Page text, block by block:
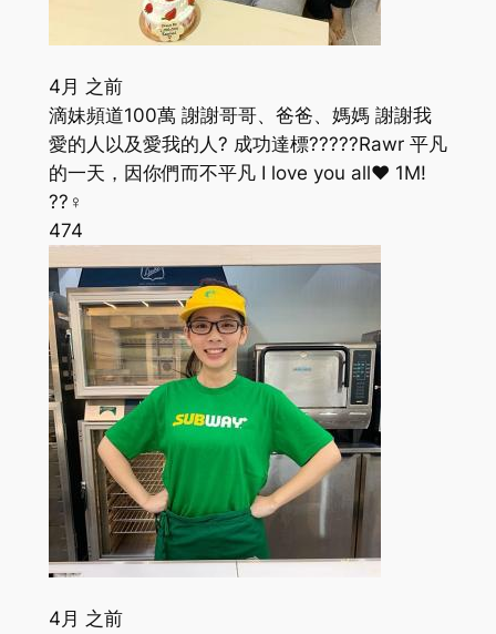
4月 之前
滴妹頻道100萬 謝謝哥哥、爸爸、媽媽 謝謝我
愛的人以及愛我的人? 成功達標?????Rawr 平凡
的一天，因你們而不平凡 I love you all❤️ 1M!
??‍♀️
474
4月 之前